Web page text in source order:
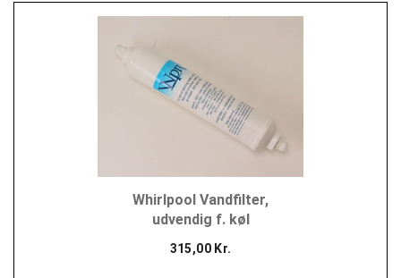
Whirlpool Vandfilter,
udvendig f. køl
315,00 Kr.